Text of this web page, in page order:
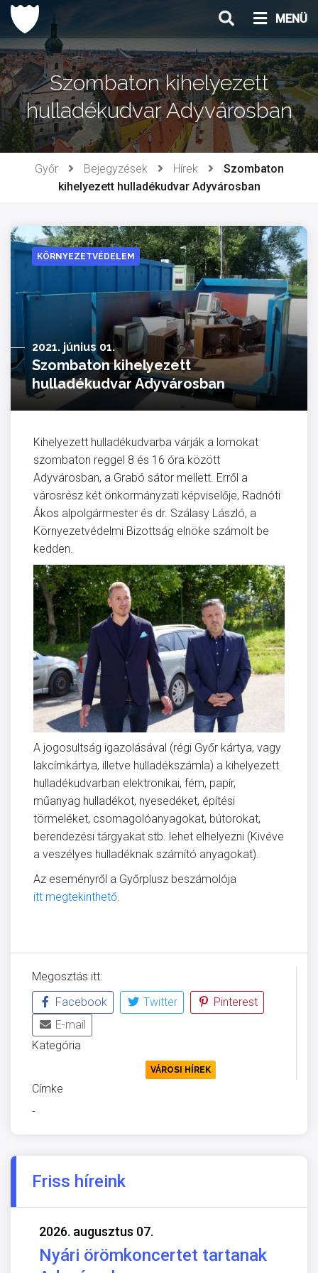
Ugrás
tartalomhoz
MENÜ
Szombaton kihelyezett
hulladékudvar Adyvárosban
Győr Bejegyzések Hírek
Szombaton
kihelyezett hulladékudvar Adyvárosban
KÖRNYEZETVÉDELEM
2021. június 01.
Szombaton kihelyezett
hulladékudvar Adyvárosban
Kihelyezett hulladékudvarba várják a lomokat
szombaton reggel 8 és 16 óra között
Adyvárosban, a Grabó sátor mellett. Erről a
városrész két önkormányzati képviselője, Radnóti
Ákos alpolgármester és dr. Szálasy László, a
Környezetvédelmi Bizottság elnöke számolt be
kedden.
A jogosultság igazolásával (régi Győr kártya, vagy
lakcímkártya, illetve hulladékszámla) a kihelyezett
hulladékudvarban elektronikai, fém, papír,
műanyag hulladékot, nyesedéket, építési
törmeléket, csomagolóanyagokat, bútorokat,
berendezési tárgyakat stb. lehet elhelyezni (Kivéve
a veszélyes hulladéknak számító anyagokat).
Az eseményről a Győrplusz beszámolója
itt megtekinthető
Megosztás itt:
Facebook
Twitter
Pinterest
E-mail
Kategória
VÁROSI HÍREK
Címke
-
Friss híreink
2026. augusztus 07.
Nyári örömkoncertet tartanak